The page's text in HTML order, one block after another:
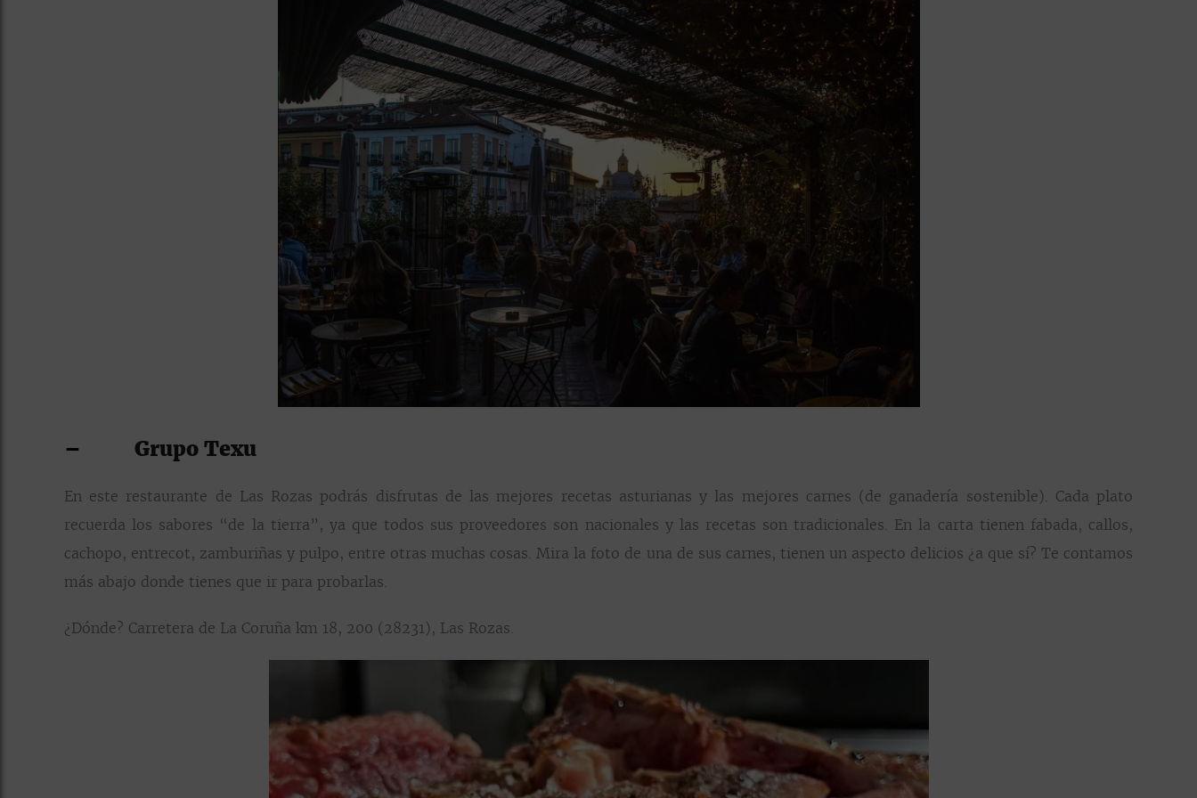
– Grupo Texu
En este restaurante de Las Rozas podrás disfrutas de las mejores recetas asturianas y las mejores carnes (de ganadería sostenible). Cada plato
recuerda los sabores “de la tierra”, ya que todos sus proveedores son nacionales y las recetas son tradicionales. En la carta tienen fabada, callos,
cachopo, entrecot, zamburiñas y pulpo, entre otras muchas cosas. Mira la foto de una de sus carnes, tienen un aspecto delicios ¿a que sí? Te contamos
más abajo donde tienes que ir para probarlas.
¿Dónde? Carretera de La Coruña km 18, 200 (28231), Las Rozas.